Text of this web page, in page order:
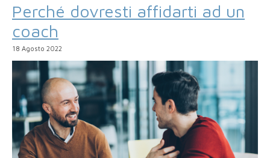
Perché dovresti affidarti ad un
coach
18 Agosto 2022